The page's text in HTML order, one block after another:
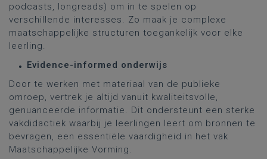
podcasts, longreads) om in te spelen op
verschillende interesses. Zo maak je complexe
maatschappelijke structuren toegankelijk voor elke
leerling.
Evidence-informed onderwijs
Door te werken met materiaal van de publieke
omroep, vertrek je altijd vanuit kwaliteitsvolle,
genuanceerde informatie. Dit ondersteunt een sterke
vakdidactiek waarbij je leerlingen leert om bronnen te
bevragen, een essentiële vaardigheid in het vak
Maatschappelijke Vorming.